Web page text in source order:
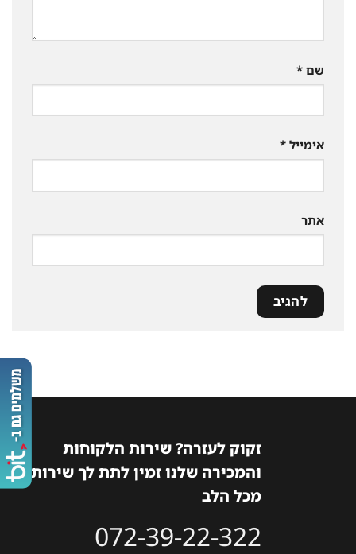
שם *
אימייל *
אתר
זקוק לעזרה? שירות הלקוחות
והמכירה שלנו זמין לתת לך שירות
מכל הלב
072-39-22-322